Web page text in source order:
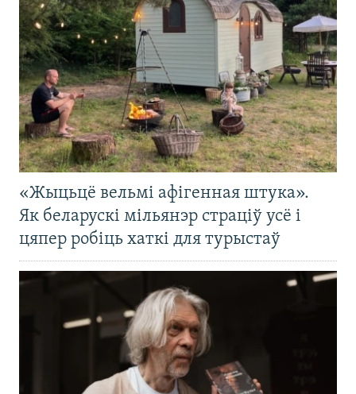
«Жыцьцё вельмі афігенная штука».
Як беларускі мільянэр страціў усё і
цяпер робіць хаткі для турыстаў